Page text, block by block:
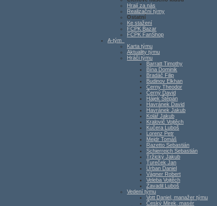
Hrají za nás
Realizační týmy
Ostatní
Ke stažení
FCPK Bazar
FCPK FanShop
A-tým
Karta týmu
Aktuality týmu
Hráči týmu
Barratt Timothy
Bína Dominik
Bradáč Filip
Budinov Elkhan
Cerny Theodor
Černý David
Hájek Štěpán
Havránek David
Havránek Jakub
Kolář Jakub
Kralovič Vojtěch
Kučera Luboš
Lorenz Petr
Mejdr Tomáš
Razetto Sebastián
Schierreich Sebastián
Tržický Jakub
Tureček Jan
Urban Daniel
Vágner Robert
Veleba Vojtěch
Zavadil Luboš
Vedení týmu
Vott Daniel, manažer týmu
Český Mirek, masér